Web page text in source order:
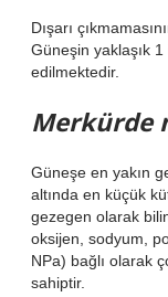
Dışarı
Güneşin yaklaşık
edilmektedir.
Merkürde
Güneşe en yakın
altında en küçük
gezegen olarak
oksijen, sodyum,
NPa) bağlı olarak
sahiptir.